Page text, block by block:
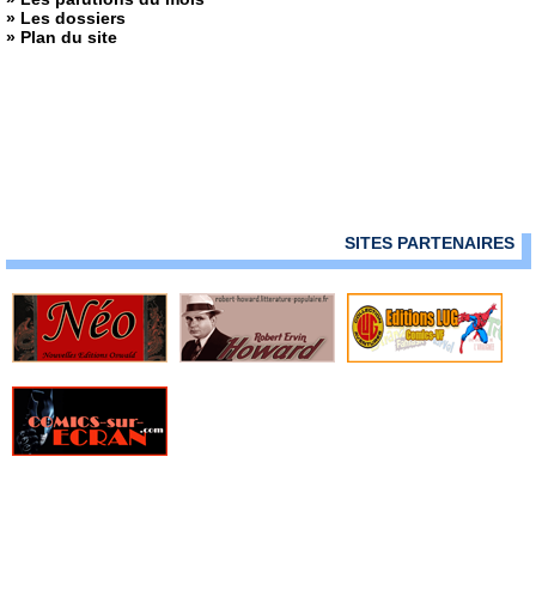
» Fatale
» Fathom
» Free Agents
» Freshmen
» From Hell
» Furtif
» Genius
» Ghost Pepper
» Ghostbusters
» Ghosted
» GILT, La guilde des temporalistes indépendantes
» Les dossiers
» Plan du site
SITES PARTENAIRES